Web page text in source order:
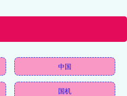
中国
国机